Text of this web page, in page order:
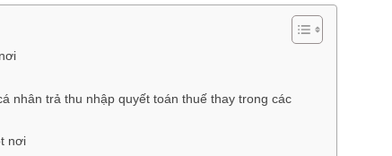
nhân trả thu nhập quyết toán thuế thay trong các
nơi